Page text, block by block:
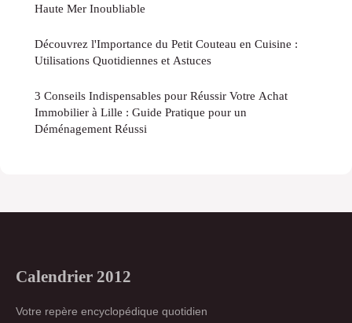
Haute Mer Inoubliable
Découvrez l'Importance du Petit Couteau en Cuisine :
Utilisations Quotidiennes et Astuces
3 Conseils Indispensables pour Réussir Votre Achat
Immobilier à Lille : Guide Pratique pour un
Déménagement Réussi
Calendrier 2012
Votre repère encyclopédique quotidien